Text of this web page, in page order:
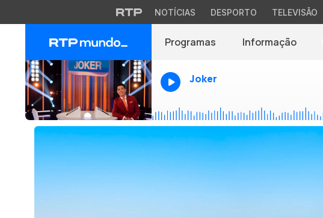
NOTÍCIAS DESPORTO TELEVISÃO
Programas Informação
Joker